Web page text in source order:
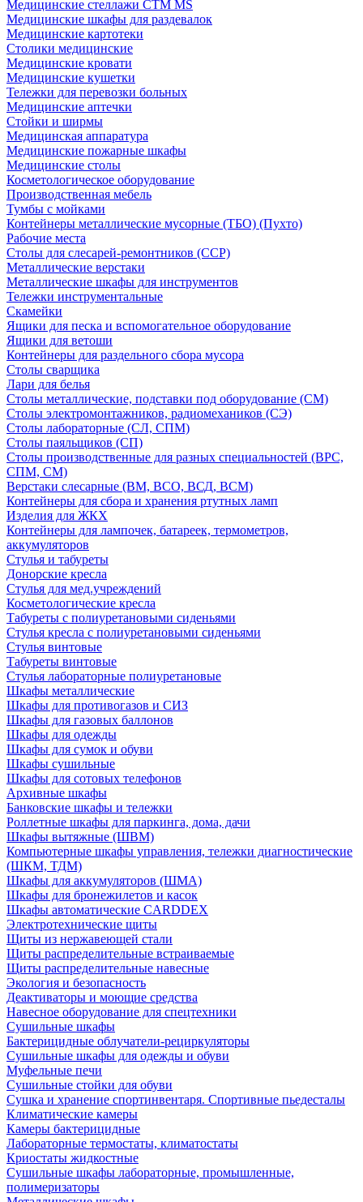
Медицинские стеллажи CTM MS
Медицинские шкафы для раздевалок
Медицинские картотеки
Столики медицинские
Медицинские кровати
Медицинские кушетки
Тележки для перевозки больных
Медицинские аптечки
Стойки и ширмы
Медицинская аппаратура
Медицинские пожарные шкафы
Медицинские столы
Косметологическое оборудование
Производственная мебель
Тумбы с мойками
Контейнеры металлические мусорные (ТБО) (Пухто)
Рабочие места
Столы для слесарей-ремонтников (ССР)
Металлические верстаки
Металлические шкафы для инструментов
Тележки инструментальные
Скамейки
Ящики для песка и вспомогательное оборудование
Ящики для ветоши
Контейнеры для раздельного сбора мусора
Столы сварщика
Лари для белья
Столы металлические, подставки под оборудование (СМ)
Столы электромонтажников, радиомехаников (СЭ)
Столы лабораторные (СЛ, СПМ)
Столы паяльщиков (СП)
Столы производственные для разных специальностей (ВРС,
СПМ, СМ)
Верстаки слесарные (ВМ, ВСО, ВСД, ВСМ)
Контейнеры для сбора и хранения ртутных ламп
Изделия для ЖКХ
Контейнеры для лампочек, батареек, термометров,
аккумуляторов
Стулья и табуреты
Донорские кресла
Стулья для мед.учреждений
Косметологические кресла
Табуреты с полиуретановыми сиденьями
Стулья кресла с полиуретановыми сиденьями
Стулья винтовые
Табуреты винтовые
Стулья лабораторные полиуретановые
Шкафы металлические
Шкафы для противогазов и СИЗ
Шкафы для газовых баллонов
Шкафы для одежды
Шкафы для сумок и обуви
Шкафы сушильные
Шкафы для сотовых телефонов
Архивные шкафы
Банковские шкафы и тележки
Роллетные шкафы для паркинга, дома, дачи
Шкафы вытяжные (ШВМ)
Компьютерные шкафы управления, тележки диагностические
(ШКМ, ТДМ)
Шкафы для аккумуляторов (ШМА)
Шкафы для бронежилетов и касок
Шкафы автоматические CARDDEX
Электротехнические щиты
Щиты из нержавеющей стали
Щиты распределительные встраиваемые
Щиты распределительные навесные
Экология и безопасность
Деактиваторы и моющие средства
Навесное оборудование для спецтехники
Сушильные шкафы
Бактерицидные облучатели-рециркуляторы
Сушильные шкафы для одежды и обуви
Муфельные печи
Сушильные стойки для обуви
Сушка и хранение спортинвентаря. Спортивные пьедесталы
Климатические камеры
Камеры бактерицидные
Лабораторные термостаты, климатостаты
Криостаты жидкостные
Сушильные шкафы лабораторные, промышленные,
полимеризаторы